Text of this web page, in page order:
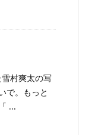
村爽太の写
で。もっと
...